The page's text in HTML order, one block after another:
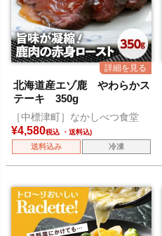
北海道産エゾ鹿 やわらかス
テーキ 350g
［中標津町］なかしべつ食堂
¥4,580税込
送料込み 冷凍